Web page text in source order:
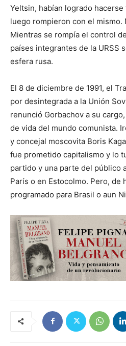
Yeltsin, habían logrado
luego rompieron con el mismo.
Mientras se rompía el control
países integrantes de la URSS
esfera rusa.
El 8 de diciembre de 1991, el
por desintegrada a la Unión
renunció Gorbachov a su
de vida del mundo comunista.
y concejal moscovita Boris
fue prometido capitalismo y lo
partido y una parte del público
París o en Estocolmo. Pero, de
programado para Brasil o aun